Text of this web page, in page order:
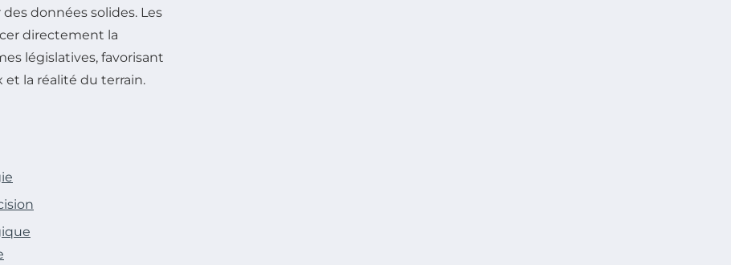
données solides. Les
directement la
législatives, favorisant
la réalité du terrain.